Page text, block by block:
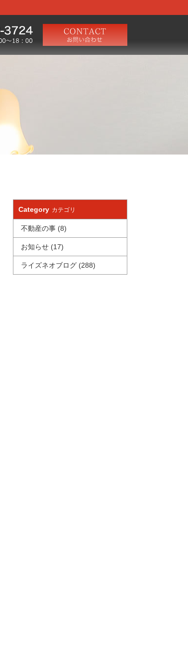
Category カテゴリ
不動産の事 (8)
お知らせ (17)
ライズネオブログ (288)